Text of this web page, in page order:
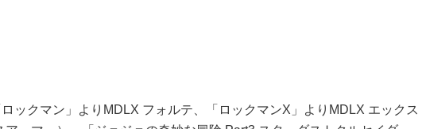
ックマン」よりMDLX フォルテ、「ロックマンX」よりMDLX エックス